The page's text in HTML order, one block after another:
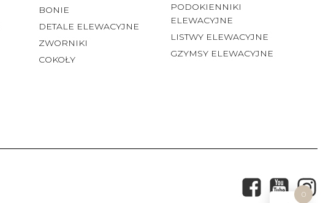
BONIE
DETALE ELEWACYJNE
ZWORNIKI
COKOŁY
PODOKIENNIKI
ELEWACYJNE
LISTWY ELEWACYJNE
GZYMSY ELEWACYJNE
0